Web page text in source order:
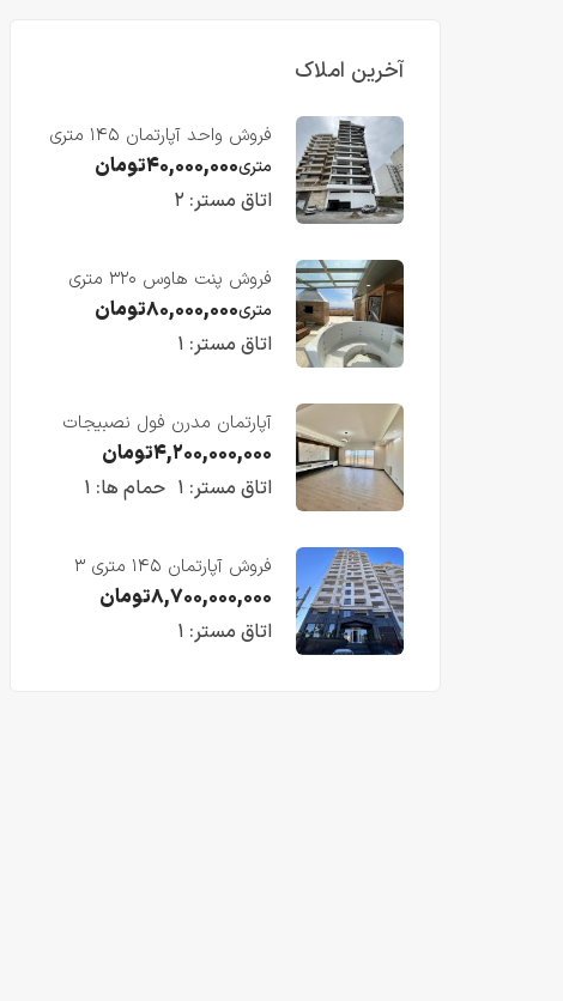
آخرین املاک
فروش واحد آپارتمان ۱۴۵ متری
با ویو رو به دریا در فریدونکنار
متری۴۰,۰۰۰,۰۰۰تومان
اتاق مستر: ۲
فروش پنت هاوس ۳۲۰ متری
لوکس در طبقه چهاردهم
فریدونکنار
متری۸۰,۰۰۰,۰۰۰تومان
اتاق مستر: ۱
آپارتمان مدرن فول نصبیجات
ساحلی/فریدونکنار
۴,۲۰۰,۰۰۰,۰۰۰تومان
اتاق مستر: ۱ حمام ها: ۱
فروش آپارتمان ۱۴۵ متری ۳
خوابه در فریدونکنار
۸,۷۰۰,۰۰۰,۰۰۰تومان
اتاق مستر: ۱